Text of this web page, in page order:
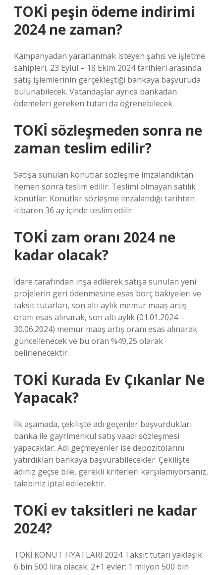
TOKİ peşin ödeme indirimi
2024 ne zaman?
Kampanyadan yararlanmak isteyen şahıs ve işletme
sahipleri, 23 Eylül – 18 Ekim 2024 tarihleri ​​arasında
satış işlemlerinin gerçekleştiği bankaya başvuruda
bulunabilecek. Vatandaşlar ayrıca bankadan
ödemeleri gereken tutarı da öğrenebilecek.
TOKİ sözleşmeden sonra ne
zaman teslim edilir?
Satışa sunulan konutlar sözleşme imzalandıktan
hemen sonra teslim edilir. Teslimi olmayan satılık
konutlar: Konutlar sözleşme imzalandığı tarihten
itibaren 36 ay içinde teslim edilir.
TOKİ zam oranı 2024 ne
kadar olacak?
İdare tarafından inşa edilerek satışa sunulan yeni
projelerin geri ödenmesine esas borç bakiyeleri ve
taksit tutarları, son altı aylık memur maaş artış
oranı esas alınarak, son altı aylık (01.01.2024 –
30.06.2024) memur maaş artış oranı esas alınarak
güncellenecek ve bu oran %49,25 olarak
belirlenecektir.
TOKİ Kurada Ev Çıkanlar Ne
Yapacak?
İlk aşamada, çekilişte adı geçenler başvurdukları
banka ile gayrimenkul satış vaadi sözleşmesi
yapacaklar. Adı geçmeyenler ise depozitolarını
yatırdıkları bankaya başvurabilecekler. Çekilişte
adınız geçse bile, gerekli kriterleri karşılamıyorsanız,
talebiniz iptal edilecektir.
TOKİ ev taksitleri ne kadar
2024?
TOKİ KONUT FİYATLARI 2024 Taksit tutarı yaklaşık
6 bin 500 lira olacak. 2+1 evler: 1 milyon 500 bin